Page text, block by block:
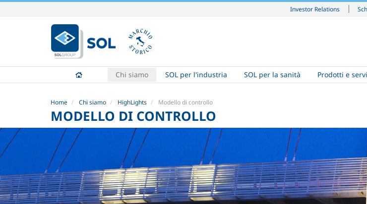
Investor Relations
contenuti.
|
Salta
navigazione
Chi siamo SOL per l'industria SOL per la sanità Prodotti e
Home Chi siamo HighLights Modello di controllo
MODELLO DI CONTROLLO